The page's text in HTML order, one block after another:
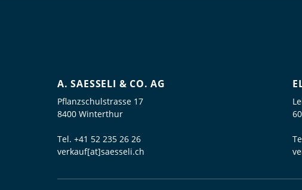
A. SAESSELI & CO. AG
Pflanzschulstrasse 17
8400 Winterthur
Tel. +41 52 235 26 26
verkauf[at]saesseli.ch